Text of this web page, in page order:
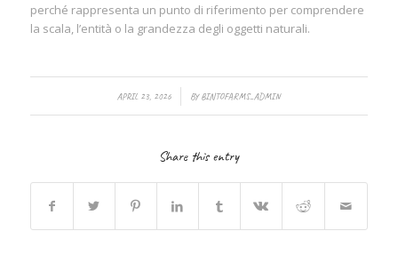
perché rappresenta un punto di riferimento per comprendere
la scala, l’entità o la grandezza degli oggetti naturali.
APRIL 23, 2026
/ BYBINTOFARMS_ADMIN
Share this entry